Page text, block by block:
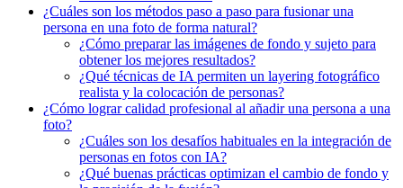
¿Cuáles son los métodos paso a paso para fusionar una
persona en una foto de forma natural?
¿Cómo preparar las imágenes de fondo y sujeto para
obtener los mejores resultados?
¿Qué técnicas de IA permiten un layering fotográfico
realista y la colocación de personas?
¿Cómo lograr calidad profesional al añadir una persona a una
foto?
¿Cuáles son los desafíos habituales en la integración de
personas en fotos con IA?
¿Qué buenas prácticas optimizan el cambio de fondo y